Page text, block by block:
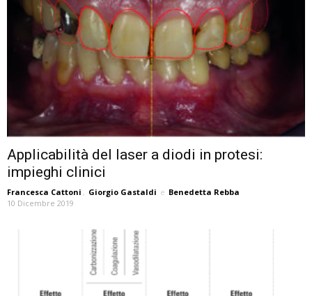
Applicabilità del laser a diodi in protesi:
impieghi clinici
Francesca Cattoni , Giorgio Gastaldi e Benedetta Rebba
10 Dicembre 2019